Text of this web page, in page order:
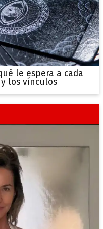
le espera a cada
los vínculos